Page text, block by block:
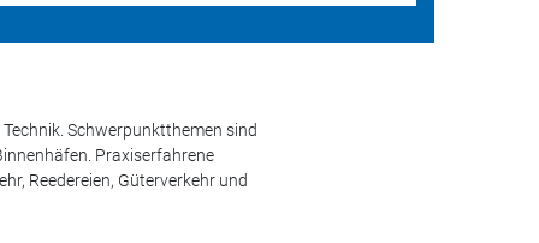
Schwerpunktthemen sind
Praxiserfahrene
Reedereien, Güterverkehr und